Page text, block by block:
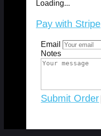
Loading...
Pay with Stripe
Email
Notes
Submit Order